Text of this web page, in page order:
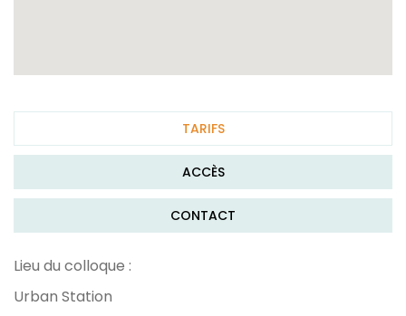
TARIFS
ACCÈS
CONTACT
Lieu du colloque :
Urban Station